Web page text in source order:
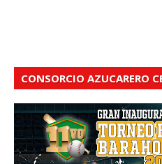
CONSORCIO AZUCARERO